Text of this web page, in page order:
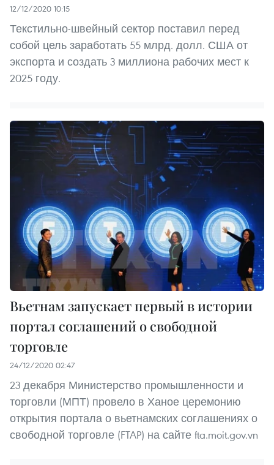
12/12/2020 10:15
Текстильно-швейный сектор поставил перед
собой цель заработать 55 млрд. долл. США от
экспорта и создать 3 миллиона рабочих мест к
2025 году.
Вьетнам запускает первый в истории
портал соглашений о свободной
торговле
24/12/2020 02:47
23 декабря Министерство промышленности и
торговли (МПТ) провело в Ханое церемонию
открытия портала о вьетнамских соглашениях о
свободной торговле (FTAP) на сайте fta.moit.gov.vn